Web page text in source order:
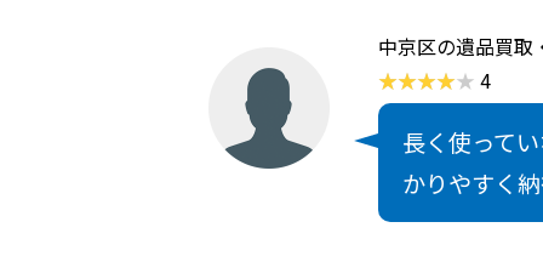
中京区の遺品買取
4
長く使って
かりやすく